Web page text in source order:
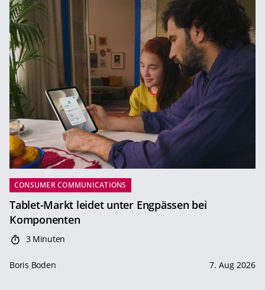
CONSUMER COMMUNICATIONS
Tablet-Markt leidet unter Engpässen bei
Komponenten
3 Minuten
Boris Boden 7. Aug 2026